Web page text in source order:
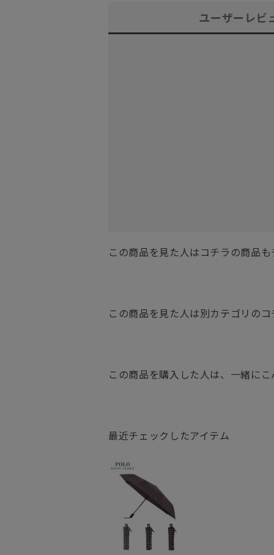
ユーザーレビ
この商品を見た人はコチラの商品
この商品を見た人は別カテゴリの
この商品を購入した人は、一緒に
最近チェックしたアイテム